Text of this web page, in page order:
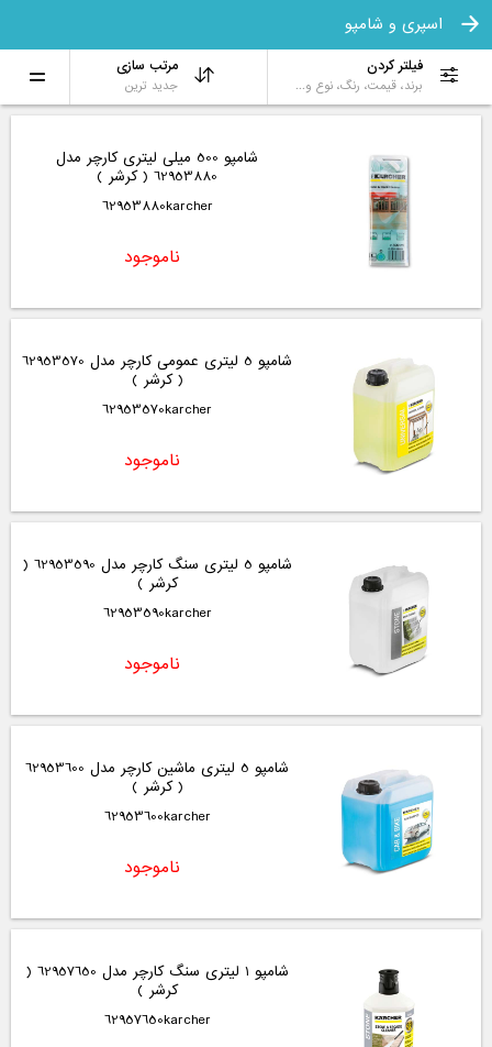
اسپری و شامپو
فیلتر کردن
برند، قیمت، رنگ، نوع و...
مرتب سازی
جدید ترین
شامپو 500 میلی لیتری کارچر مدل
62953880 ( کرشر )
62953880karcher
ناموجود
شامپو 5 لیتری عمومی کارچر مدل 62953570
( کرشر )
62953570karcher
ناموجود
شامپو 5 لیتری سنگ کارچر مدل 62953590 (
کرشر )
62953590karcher
ناموجود
شامپو 5 لیتری ماشین کارچر مدل 62953600
( کرشر )
62953600karcher
ناموجود
شامپو 1 لیتری سنگ کارچر مدل 62957650 (
کرشر )
62957650karcher